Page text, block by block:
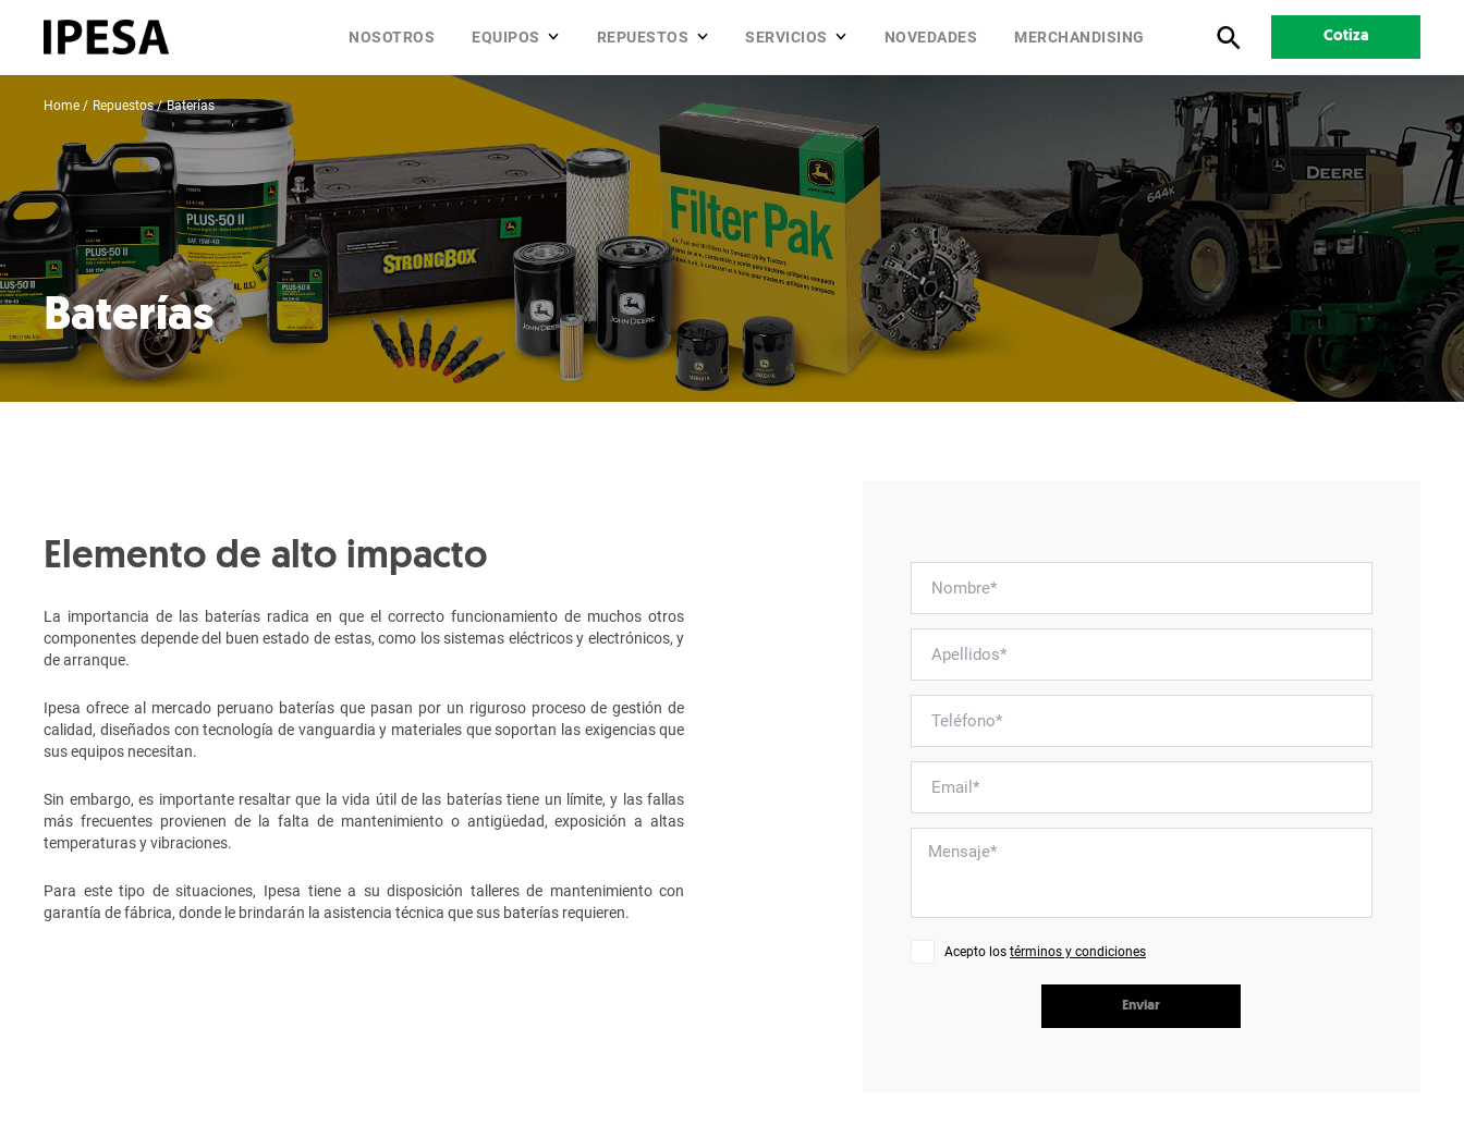
NOSOTROS EQUIPOS REPUESTOS SERVICIOS NOVEDADES MERCHANDISING Cotiza
Home Repuestos Baterías
Baterías
Elemento de alto impacto
La importancia de las baterías radica en que el correcto funcionamiento de muchos otros
componentes depende del buen estado de estas, como los sistemas eléctricos y electrónicos, y
de arranque.
Ipesa ofrece al mercado peruano baterías que pasan por un riguroso proceso de gestión de
calidad, diseñados con tecnología de vanguardia y materiales que soportan las exigencias que
sus equipos necesitan.
Sin embargo, es importante resaltar que la vida útil de las baterías tiene un límite, y las fallas
más frecuentes provienen de la falta de mantenimiento o antigüedad, exposición a altas
temperaturas y vibraciones.
Para este tipo de situaciones, Ipesa tiene a su disposición talleres de mantenimiento con
garantía de fábrica, donde le brindarán la asistencia técnica que sus baterías requieren.
Acepto los términos y condiciones
Enviar